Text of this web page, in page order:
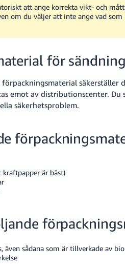
att ange korrekta vikt- och
om du väljer att inte ange vad
för
säkerställer
emot av distributionscenter. Du
säkerhetsproblem.
kraftpapper är bäst)
även sådana som är tillverkade av